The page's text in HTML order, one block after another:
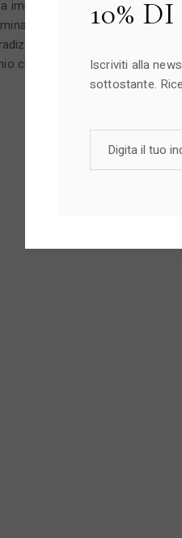
immergersi nella sua ricca e
Ognuna di esse ha
gastronomica
culinario di ricetta salate […]
10%
Iscriviti alla
sottostante.